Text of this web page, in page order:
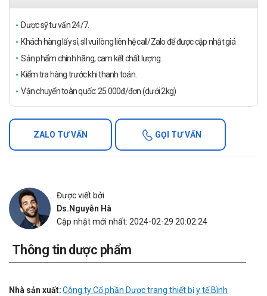
Dược sỹ tư vấn 24/7.
Khách hàng lấy sỉ, sll vui lòng liên hệ call/Zalo để được cập nhật giá
Sản phẩm chính hãng, cam kết chất lượng.
Kiểm tra hàng trước khi thanh toán.
Vận chuyển toàn quốc: 25.000đ/đơn (dưới 2kg)
ZALO TƯ VẤN GỌI TƯ VẤN
Được viết bởi
Ds.Nguyễn Hà
Cập nhật mới nhất: 2024-02-29 20:02:24
Thông tin dược phẩm
Nhà sản xuất:Công ty Cổ phần Dược trang thiết bị y tế Bình